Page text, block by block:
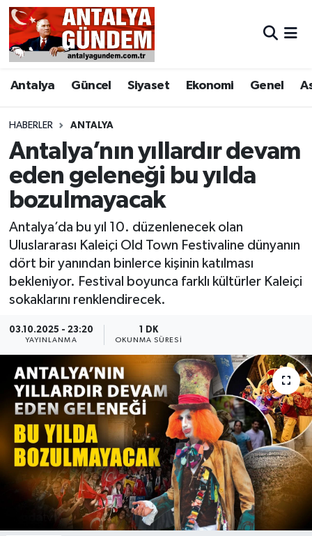
Antalya Güncel Siyaset Ekonomi Genel
HABERLER ANTALYA
Antalya’nın yıllardır devam
eden geleneği bu yılda
bozulmayacak
Antalya’da bu yıl 10. düzenlenecek olan
Uluslararası Kaleiçi Old Town Festivaline dünyanın
dört bir yanından binlerce kişinin katılması
bekleniyor. Festival boyunca farklı kültürler Kaleiçi
sokaklarını renklendirecek.
03.10.2025 - 23:20
YAYINLANMA
1 DK
OKUNMA SÜRESI
Antalya
Asayiş
Bilim & Teknoloji
Bölge
EĞİTİM
Ekonomi
Genel
Görüntülü Haber
Güncel
Kültür & Sanat
Magazin
Resmi İlan
Sağlık & Yaşam
Siyaset
Antalya Nöbetçi Eczaneler
Antalya Hava Durumu
Antalya Namaz Vakitleri
Antalya Trafik Yoğunluk Haritası
Süper Lig Puan Durumu ve Fikstür
Tüm Manşetler
Son Dakika Haberleri
Haber Arşivi